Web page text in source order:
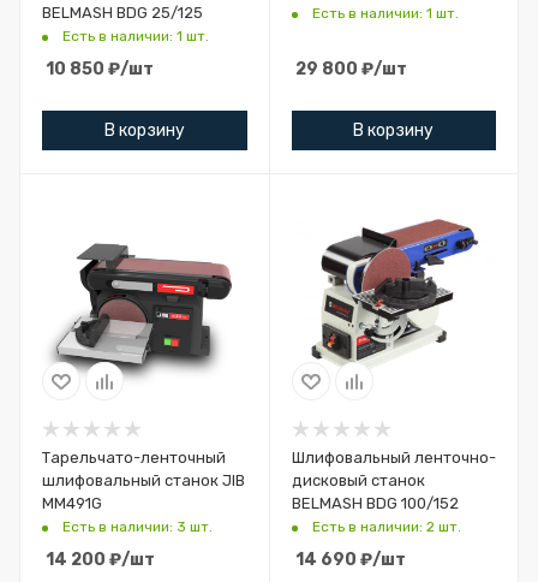
BELMASH BDG 25/125
Есть в наличии: 1 шт.
10 850 ₽/шт
В корзину
Есть в наличии: 1 шт.
29 800 ₽/шт
В корзину
Тарельчато-ленточный
шлифовальный станок JIB
MM491G
Есть в наличии: 3 шт.
14 200 ₽/шт
Шлифовальный ленточно-
дисковый станок
BELMASH BDG 100/152
Есть в наличии: 2 шт.
14 690 ₽/шт